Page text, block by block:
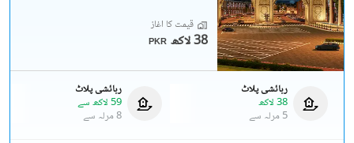
قیمت کا آغاز
PKR 38 لاکھ
رہائشی پلاٹ
38 لاکھ
5 مرلہ
سے
رہائشی پلاٹ
59 لاکھ
سے
8 مرلہ
سے